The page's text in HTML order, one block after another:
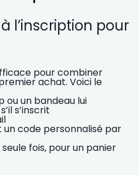
l’inscription pour
pour combiner
achat. Voici le
ou un bandeau lui
s’inscrit
code personnalisé par
fois, pour un panier